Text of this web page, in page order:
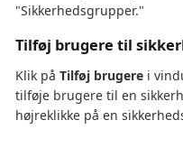
"Sikkerhedsgrupper."
Tilføj brugere til
Klik på Tilføj brugere i
tilføje brugere til en
højreklikke på en